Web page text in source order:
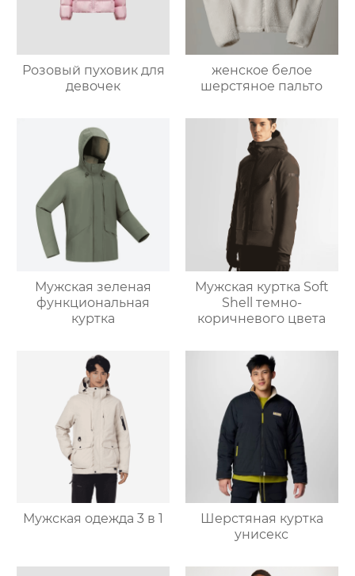
Розовый пуховик для
девочек
женское белое
шерстяное пальто
Мужская зеленая
функциональная
куртка
Мужская куртка Soft
Shell темно-
коричневого цвета
Мужская одежда 3 в 1
Шерстяная куртка
унисекс